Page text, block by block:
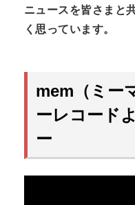
ニュースを皆さまと
く思っています。
mem（ミー
ーレコード
ー